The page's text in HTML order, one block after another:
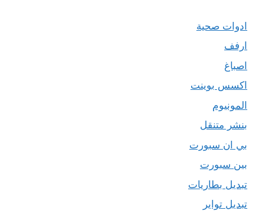
ادوات صحية
ارفف
اصباغ
اكسس بوينت
المونيوم
بنشر متنقل
بي ان سبورت
بين سبورت
تبديل بطاريات
تبديل تواير